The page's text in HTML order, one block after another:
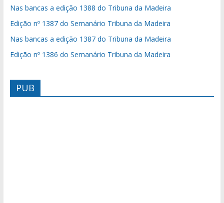
Nas bancas a edição 1388 do Tribuna da Madeira
Edição nº 1387 do Semanário Tribuna da Madeira
Nas bancas a edição 1387 do Tribuna da Madeira
Edição nº 1386 do Semanário Tribuna da Madeira
PUB